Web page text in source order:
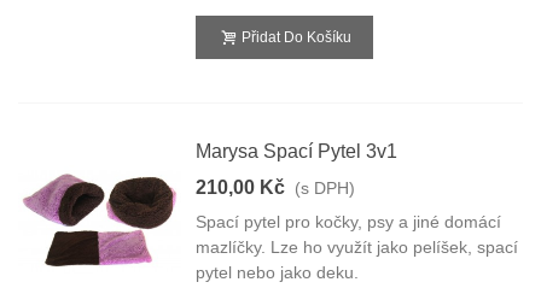
Přidat Do Košíku
Marysa Spací Pytel 3v1
210,00 Kč (s DPH)
Spací pytel pro kočky, psy a jiné domácí
mazlíčky. Lze ho využít jako pelíšek, spací
pytel nebo jako deku.